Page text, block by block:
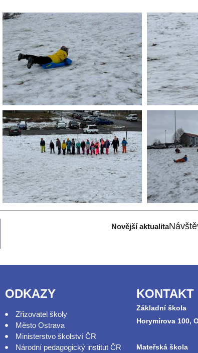
Novější aktualita
ODKAZY
Zřizovatel školy
Město Ostrava
Ministerstvo školství ČR
Národní pedagogický institut ČR
KONTAKT
Základní škola
Horymírova 100,
Mateřská škola